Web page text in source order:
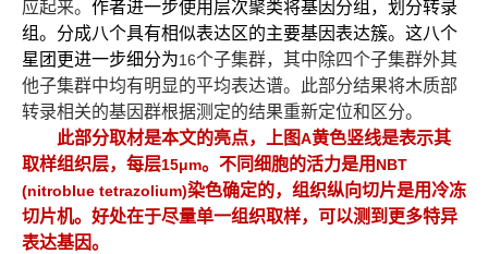
应起来。 作者进一步使用层次聚类将基因分组，划分转录
组。分成八个具有相似表达区的主要基因表达簇。这八个
星团更进一步细分为16个子集群，其中除四个子集群外其
他子集群中均有明显的平均表达谱。此部分结果将木质部
转录相关的基因群根据测定的结果重新定位和区分。
此部分取材是本文的亮点，上图A黄色竖线是表示其
取样组织层，每层15μm。不同细胞的活力是用 NBT
(nitroblue tetrazolium)染色确定的，组织纵向切片是用冷冻
切片机。好处在于尽量单一组织取样，可以测到更多特异
表达基因。